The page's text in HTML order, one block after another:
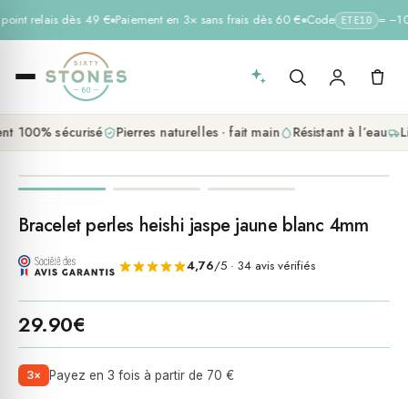
relais dès 49 € Paiement en 3× sans frais dès 60 € Code ETE10 =
100% sécurisé Pierres naturelles · fait main Résistant à l’eau
Bracelet perles heishi jaspe jaune blanc 4mm
4,76/5 · 34 avis vérifiés
29.90€
3× Payez en 3 fois à partir de 70 €